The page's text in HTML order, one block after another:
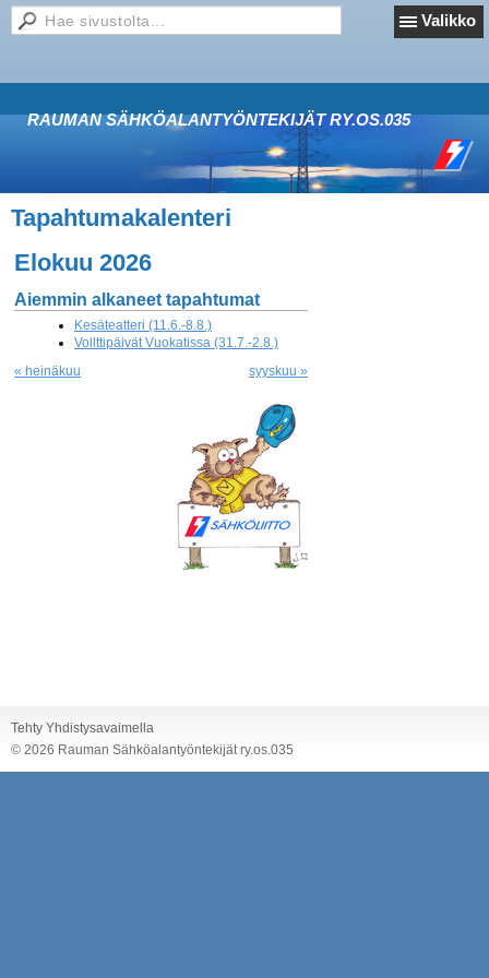
Valikko
RAUMAN SÄHKÖALANTYÖNTEKIJÄT RY.OS.035
Tapahtumakalenteri
Elokuu 2026
Aiemmin alkaneet tapahtumat
Kesäteatteri (11.6.-8.8.)
Vollttipäivät Vuokatissa (31.7.-2.8.)
« heinäkuu
syyskuu »
Tehty Yhdistysavaimella
© 2026 Rauman Sähköalantyöntekijät ry.os.035